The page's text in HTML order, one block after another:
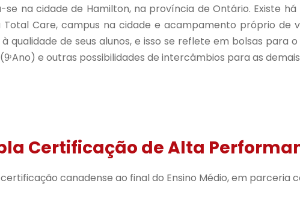
na cidade de Hamilton, na província de Ontário. Existe
Care, campus na cidade e acampamento próprio de
qualidade de seus alunos, e isso se reflete em bolsas para
Ano) e outras possibilidades de intercâmbios para as
Certificação de Alta
canadense ao final do Ensino Médio, em parceria